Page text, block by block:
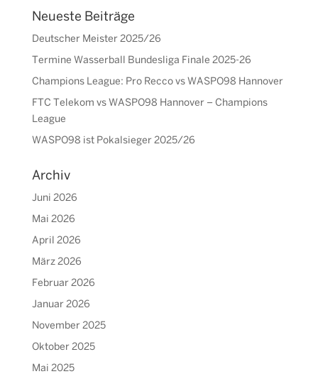
Neueste Beiträge
Deutscher Meister 2025/26
Termine Wasserball Bundesliga Finale 2025-26
Champions League: Pro Recco vs WASPO98 Hannover
FTC Telekom vs WASPO98 Hannover – Champions
League
WASPO98 ist Pokalsieger 2025/26
Archiv
Juni 2026
Mai 2026
April 2026
März 2026
Februar 2026
Januar 2026
November 2025
Oktober 2025
Mai 2025